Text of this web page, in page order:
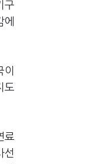
구
도
료
선